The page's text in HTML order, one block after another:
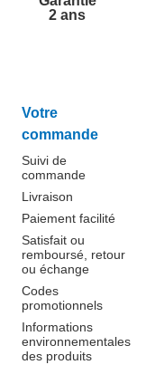
2 ans
Votre
commande
Suivi de
commande
Livraison
Paiement facilité
Satisfait ou
remboursé, retour
ou échange
Codes
promotionnels
Informations
environnementales
des produits